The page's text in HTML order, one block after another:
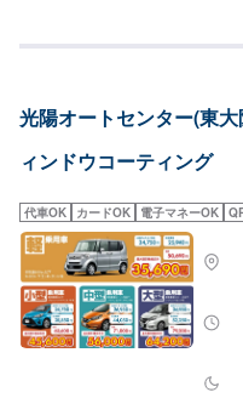
8,030円（SS・S・Mサイズ）・
て価格が変動します）
光陽オートセンター(東
ィンドウコーティング
代車OK カードOK 電子マネーOK